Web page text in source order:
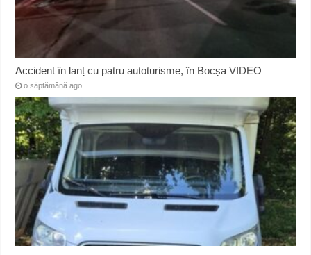
Accident în lanț cu patru autoturisme, în Bocșa VIDEO
o săptămână ago